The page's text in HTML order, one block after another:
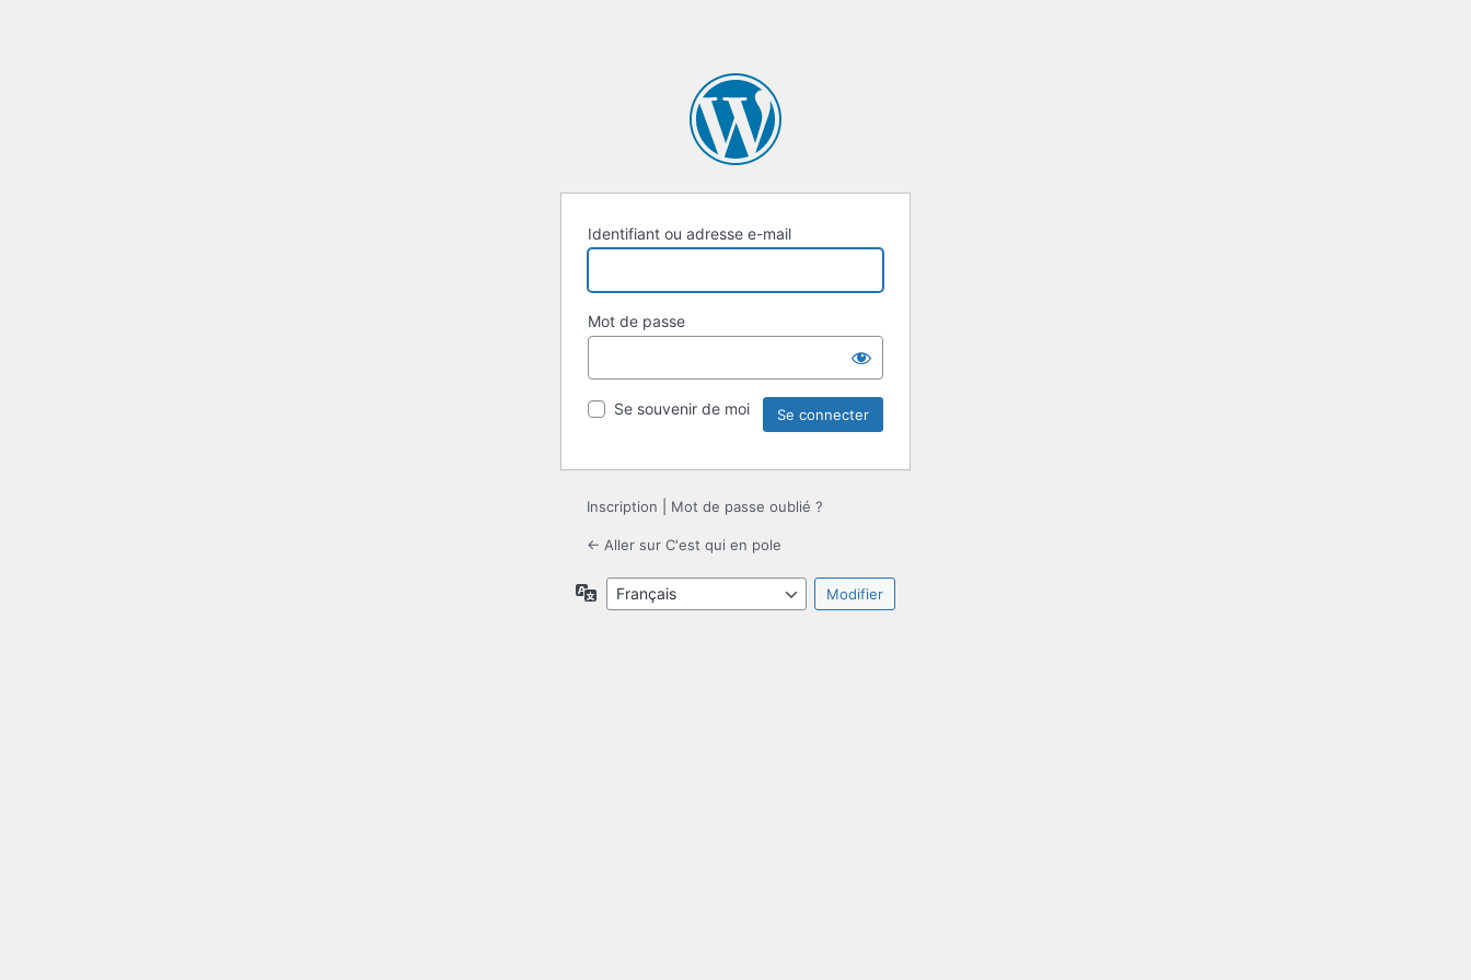
Identifiant ou adresse e-mail
Mot de passe
Se souvenir de moi
Inscription Mot de passe oublié ?
← Aller sur C'est qui en pole
Langue